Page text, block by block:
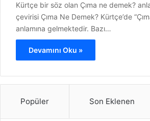
Kürtçe bir söz olan Çıma ne demek?
çevirisi Çıma Ne Demek? Kürtçe’de
anlamına gelmektedir. Bazı…
Devamını Oku »
Popüler Son Eklenen